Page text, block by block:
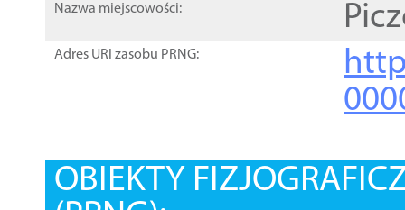
Nazwa miejscowości:
Adres URI zasobu PRNG:
OBIEKTY